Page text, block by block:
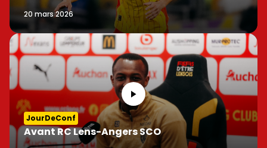
20 mars 2026
JourDeConf
Avant RC Lens-Angers SCO